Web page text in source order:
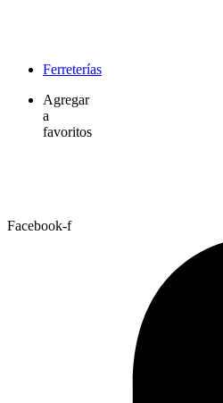
Ferreterías
Agregar
a
favoritos
Facebook-f